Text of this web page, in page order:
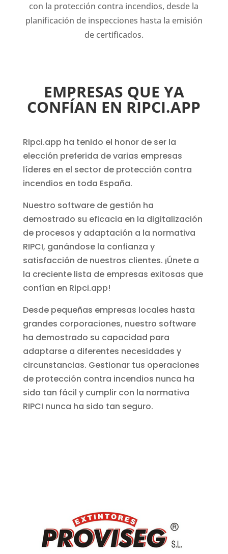
con la protección contra incendios, desde la
planificación de inspecciones hasta la emisión
de certificados.
EMPRESAS QUE YA
CONFÍAN EN RIPCI.APP
Ripci.app ha tenido el honor de ser la
elección preferida de varias empresas
líderes en el sector de protección contra
incendios en toda España.
Nuestro software de gestión ha
demostrado su eficacia en la digitalización
de procesos y adaptación a la normativa
RIPCI, ganándose la confianza y
satisfacción de nuestros clientes. ¡Únete a
la creciente lista de empresas exitosas que
confían en Ripci.app!
Desde pequeñas empresas locales hasta
grandes corporaciones, nuestro software
ha demostrado su capacidad para
adaptarse a diferentes necesidades y
circunstancias. Gestionar tus operaciones
de protección contra incendios nunca ha
sido tan fácil y cumplir con la normativa
RIPCI nunca ha sido tan seguro.